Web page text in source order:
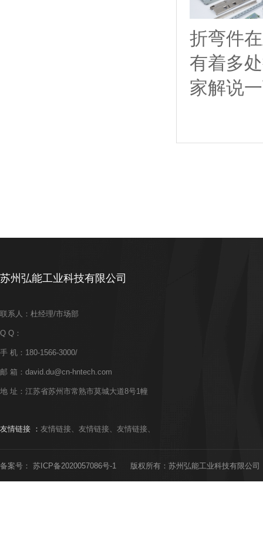
折弯件
有着多
家解说
苏州弘能工业科技有限公司
联系人：杜经理/市场部
Q Q：
手 机：180-1566-3000/
邮 箱：david.du@cn-hntech.com
地 址：江苏省苏州市常熟市莫城大道8号1幢
友情链接 ： 友情链接、 友情链接、 友情链接、
备案号： 苏ICP备2020057086号-1 版权所有：苏州弘能工业科技有限公司